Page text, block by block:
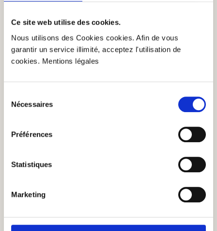
Ce site web utilise des cookies.
Nous utilisons des Cookies cookies. Afin de vous
garantir un service illimité, acceptez l'utilisation de
cookies. Mentions légales
Nécessaires
Préférences
Statistiques
Marketing
(1)
Set cadeau Rosali
15,90 € 19,85 €